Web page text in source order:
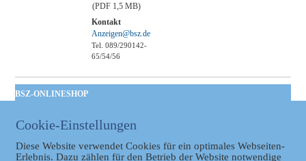
(PDF 1,5 MB)
Kontakt
Anzeigen@bsz.de
Tel. 089/290142-
65/54/56
BSZ-ONLINESHOP
Taschenbuch
GVBl | Einbanddecke
Cookie-Einstellungen
Diese Website verwendet Cookies für ein optimales Webseiten-
Erlebnis. Dazu zählen für den Betrieb der Website notwendige